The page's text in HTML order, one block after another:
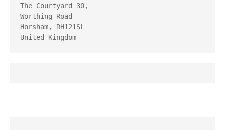
The Courtyard 30,
Worthing Road
Horsham, RH121SL
United Kingdom